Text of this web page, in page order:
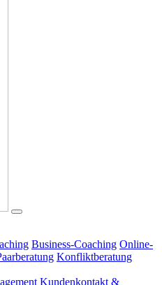
Business-Coaching Online-
Konfliktberatung
Kundenkontakt &